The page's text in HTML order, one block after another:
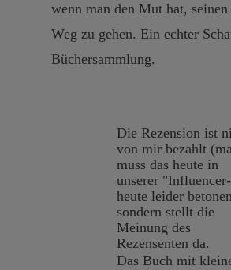
wenn man den Mut hat, seinen
Weg zu gehen. Ein echter
Büchersammlung.
Die Rezension ist
von mir bezahlt
muss das heute in
unserer
heute leider
sondern stellt die
Meinung des
Rezensenten da.
Das Buch mit